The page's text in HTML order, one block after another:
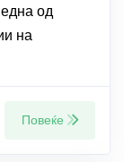
од
на
Повеќе